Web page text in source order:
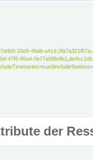
33e5-46db-a41d-
47f5-95a4-
der